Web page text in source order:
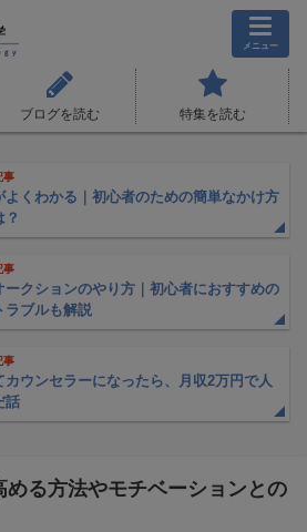
メニュー
ブログを読む 特集を読む
事
よくわかる｜初心者のための簡単なかけ方
？
事
ークションのやり方｜初心者におすすめの
ラブルも解説
事
カウンセラーになったら、月収2万円で人
だ話
める方法やモチベーションとの